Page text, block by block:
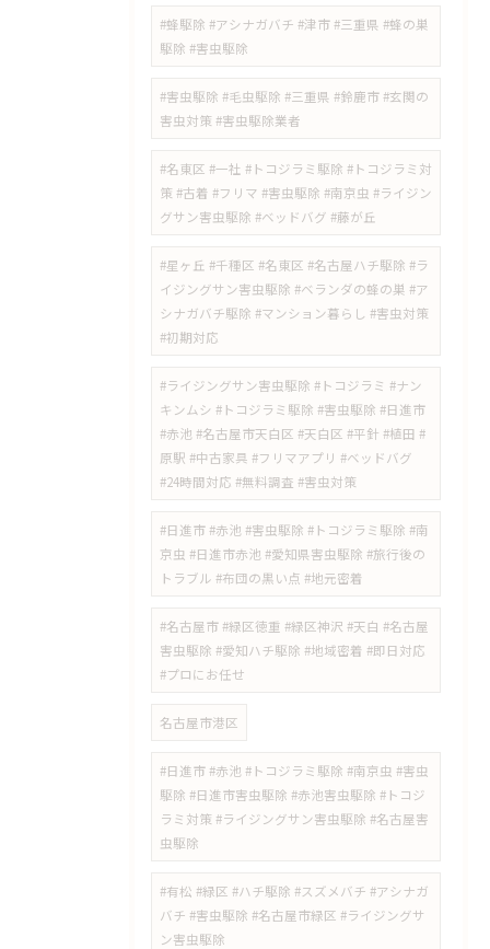
#蜂駆除 #アシナガバチ #津市 #三重県 #蜂の巣
駆除 #害虫駆除
#害虫駆除 #毛虫駆除 #三重県 #鈴鹿市 #玄関の
害虫対策 #害虫駆除業者
#名東区 #一社 #トコジラミ駆除 #トコジラミ対
策 #古着 #フリマ #害虫駆除 #南京虫 #ライジン
グサン害虫駆除 #ベッドバグ #藤が丘
#星ヶ丘 #千種区 #名東区 #名古屋ハチ駆除 #ラ
イジングサン害虫駆除 #ベランダの蜂の巣 #ア
シナガバチ駆除 #マンション暮らし #害虫対策
#初期対応
#ライジングサン害虫駆除 #トコジラミ #ナン
キンムシ #トコジラミ駆除 #害虫駆除 #日進市
#赤池 #名古屋市天白区 #天白区 #平針 #植田 #
原駅 #中古家具 #フリマアプリ #ベッドバグ
#24時間対応 #無料調査 #害虫対策
​#日進市 #赤池 #害虫駆除 #トコジラミ駆除 #南
京虫 #日進市赤池 #愛知県害虫駆除 #旅行後の
トラブル #布団の黒い点 #地元密着
#名古屋市 #緑区徳重 #緑区神沢 #天白 #名古屋
害虫駆除 #愛知ハチ駆除 #地域密着 #即日対応
#プロにお任せ
名古屋市港区
#日進市 #赤池 #トコジラミ駆除 #南京虫 #害虫
駆除 #日進市害虫駆除 #赤池害虫駆除 #トコジ
ラミ対策 #ライジングサン害虫駆除 #名古屋害
虫駆除
#有松 #緑区 #ハチ駆除 #スズメバチ #アシナガ
バチ #害虫駆除 #名古屋市緑区 #ライジングサ
ン害虫駆除